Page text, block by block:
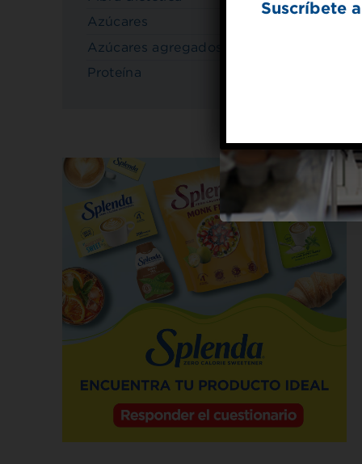
Azúcares
Azúcares agregados
Proteína
Suscríbete